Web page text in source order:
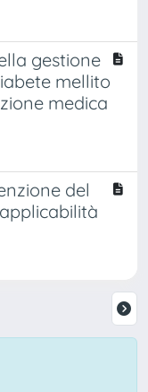
gestione
mellito
medica
del